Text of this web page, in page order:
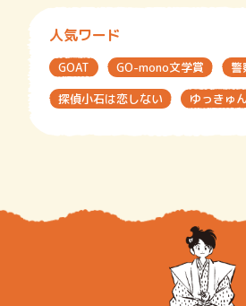
人気ワード
GOAT GO-mono文学賞
警
探偵小石は恋しない
ゆっきゅん